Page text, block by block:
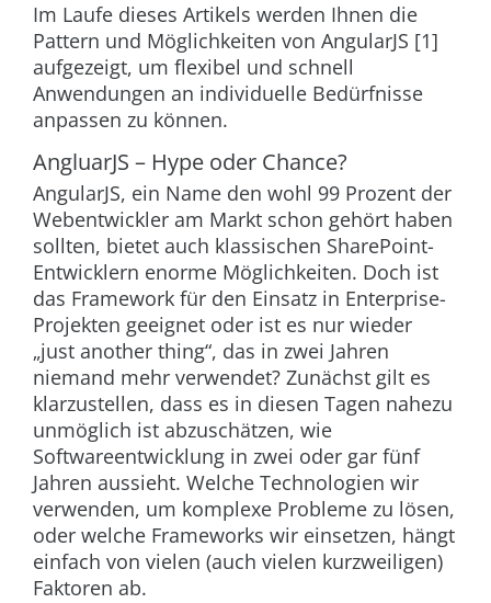
Im Laufe dieses Artikels werden Ihnen die
Pattern und Möglichkeiten von AngularJS [1]
aufgezeigt, um flexibel und schnell
Anwendungen an individuelle Bedürfnisse
anpassen zu können.
AngluarJS – Hype oder Chance?
AngularJS, ein Name den wohl 99 Prozent der
Webentwickler am Markt schon gehört haben
sollten, bietet auch klassischen SharePoint-
Entwicklern enorme Möglichkeiten. Doch ist
das Framework für den Einsatz in Enterprise-
Projekten geeignet oder ist es nur wieder
„just another thing“, das in zwei Jahren
niemand mehr verwendet? Zunächst gilt es
klarzustellen, dass es in diesen Tagen nahezu
unmöglich ist abzuschätzen, wie
Softwareentwicklung in zwei oder gar fünf
Jahren aussieht. Welche Technologien wir
verwenden, um komplexe Probleme zu lösen,
oder welche Frameworks wir einsetzen, hängt
einfach von vielen (auch vielen kurzweiligen)
Faktoren ab.